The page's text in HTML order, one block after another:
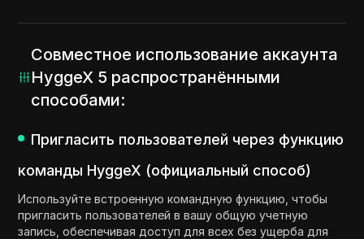
Совместное использование аккаунта
HyggeX 5 распространёнными
способами:
Пригласить пользователей через функцию
команды HyggeX (официальный способ)
Используйте встроенную командную функцию, чтобы
пригласить пользователей в вашу общую учетную
запись, обеспечивая доступ для всех без ущерба для